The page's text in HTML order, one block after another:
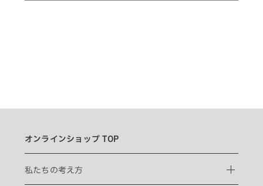
オンラインショップ TOP
私たちの考え方